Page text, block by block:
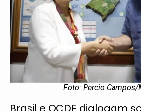
Foto: Percio Campos/
Brasil e OCDE dialogam